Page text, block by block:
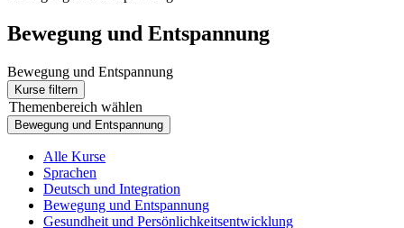
Bewegung und Entspannung
Bewegung und Entspannung
Kurse filtern
Themenbereich wählen
Bewegung und Entspannung
Alle Kurse
Sprachen
Deutsch und Integration
Bewegung und Entspannung
Gesundheit und Persönlichkeitsentwicklung